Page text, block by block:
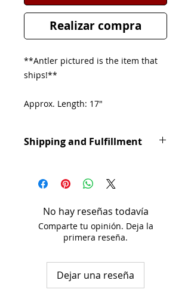
Realizar compra
**Antler pictured is the item that
ships!**
Approx. Length: 17"
For big dogs and heavy chewers.
Shipping and Fulfillment
business days. Shipping times may
vary based on USPS delivery
No hay reseñas todavía
Comparte tu opinión. Deja la
primera reseña.
Dejar una reseña